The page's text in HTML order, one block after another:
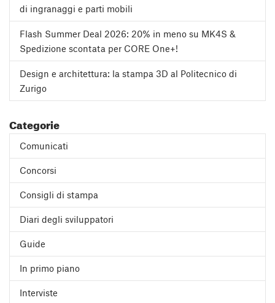
di ingranaggi e parti mobili
Flash Summer Deal 2026: 20% in meno su MK4S &
Spedizione scontata per CORE One+!
Design e architettura: la stampa 3D al Politecnico di
Zurigo
Categorie
Comunicati
Concorsi
Consigli di stampa
Diari degli sviluppatori
Guide
In primo piano
Interviste